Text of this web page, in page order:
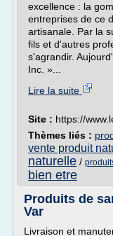
excellence : la
entreprises de ce
artisanale. Par la
fils et d'autres
s'agrandir.
Inc. »...
Lire la suite
Site : https://
Thèmes liés :
vente produit
naturelle /
bien etre
Produits de
Var
Livraison et